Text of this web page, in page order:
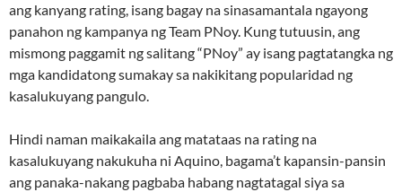
ang kanyang rating, isang bagay na sinasamantala ngayong
panahon ng kampanya ng Team PNoy. Kung tutuusin, ang
mismong paggamit ng salitang “PNoy” ay isang pagtatangka ng
mga kandidatong sumakay sa nakikitang popularidad ng
kasalukuyang pangulo.
Hindi naman maikakaila ang matataas na rating na
kasalukuyang nakukuha ni Aquino, bagama’t kapansin-pansin
ang panaka-nakang pagbaba habang nagtatagal siya sa